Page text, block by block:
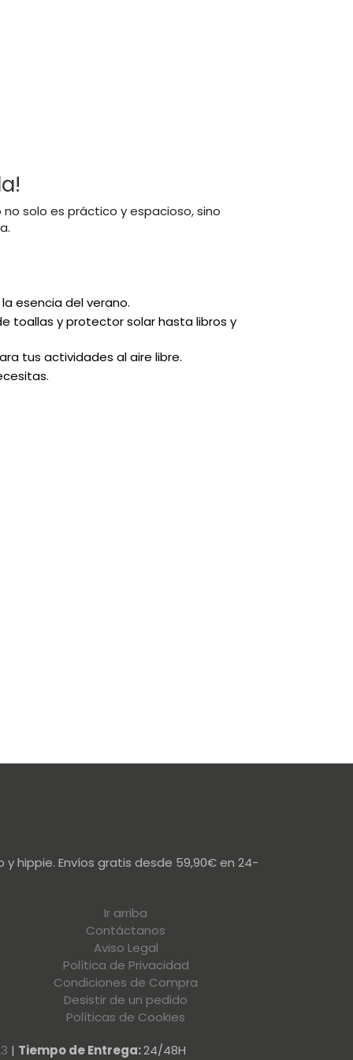
solo es práctico y espacioso, sino
esencia del verano.
toallas y protector solar hasta libros y
tus actividades al aire libre.
hippie. Envíos gratis desde 59,90€ en 24-
Ir arriba
Contáctanos
Aviso Legal
Política de Privacidad
Condiciones de Compra
Desistir de un pedido
Políticas de Cookies
| Tiempo de Entrega:24/48H